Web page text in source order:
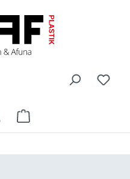
Warenkorb enthält